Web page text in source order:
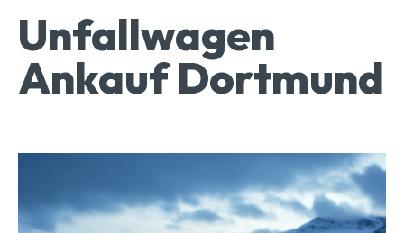
Unfallwagen
Ankauf Dortmund